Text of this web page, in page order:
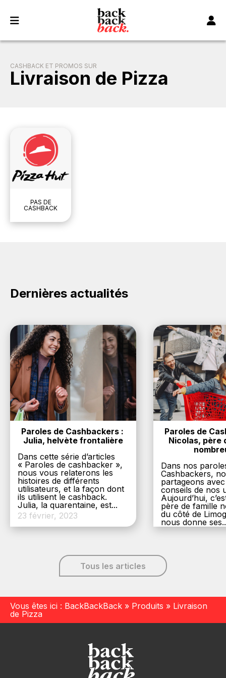
CASHBACK ET PROMOS SUR
Livraison de Pizza
PAS DE
CASHBACK
Dernières actualités
Paroles de Cashbackers :
Julia, helvète frontalière
Dans cette série d’articles
« Paroles de cashbacker »,
nous vous relaterons les
histoires de différents
utilisateurs, et la façon dont
ils utilisent le cashback.
Julia, la quarentaine, est...
23 février, 2023
Paroles de
Nicolas, père
Dans nos
Cashbackers,
partageons
conseils de nos
Aujourd’hui,
père de famille
du côté de
nous donne
Tous les articles
Vous êtes ici : BackBackBack » Produits » Livraison
de Pizza